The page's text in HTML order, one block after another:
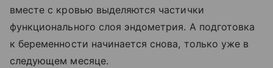
вместе с кровью выделяются частички
функционального слоя эндометрия. А подготовка
к беременности начинается снова, только уже в
следующем месяце.